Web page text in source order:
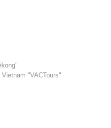
"VACTours"